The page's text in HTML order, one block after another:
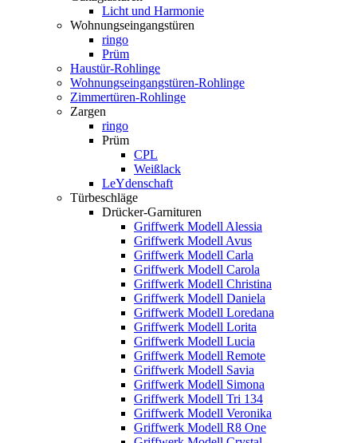
Licht und Harmonie
Wohnungseingangstüren
ringo
Prüm
Haustür-Rohlinge
Wohnungseingangstüren-Rohlinge
Zimmertüren-Rohlinge
Zargen
ringo
Prüm
CPL
Weißlack
LeYdenschaft
Türbeschläge
Drücker-Garnituren
Griffwerk Modell Alessia
Griffwerk Modell Avus
Griffwerk Modell Carla
Griffwerk Modell Carola
Griffwerk Modell Christina
Griffwerk Modell Daniela
Griffwerk Modell Loredana
Griffwerk Modell Lorita
Griffwerk Modell Lucia
Griffwerk Modell Remote
Griffwerk Modell Savia
Griffwerk Modell Simona
Griffwerk Modell Tri 134
Griffwerk Modell Veronika
Griffwerk Modell R8 One